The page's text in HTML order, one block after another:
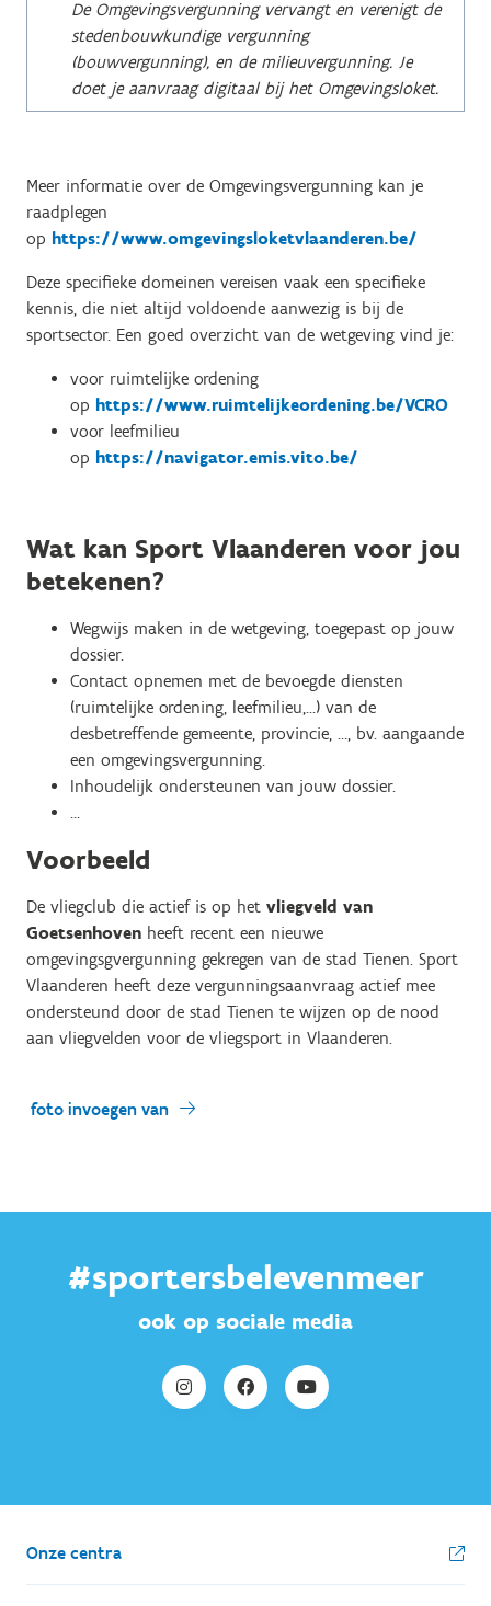
De Omgevingsvergunning vervangt en verenigt de
stedenbouwkundige vergunning
(bouwvergunning), en de milieuvergunning. Je
doet je aanvraag digitaal bij het Omgevingsloket.
Meer informatie over de Omgevingsvergunning kan je
raadplegen
op https://www.omgevingsloketvlaanderen.be/
Deze specifieke domeinen vereisen vaak een specifieke
kennis, die niet altijd voldoende aanwezig is bij de
sportsector. Een goed overzicht van de wetgeving vind je:
voor ruimtelijke ordening
op https://www.ruimtelijkeordening.be/VCRO
voor leefmilieu
op https://navigator.emis.vito.be/
Wat kan Sport Vlaanderen voor jou
betekenen?
Wegwijs maken in de wetgeving, toegepast op jouw
dossier.
Contact opnemen met de bevoegde diensten
(ruimtelijke ordening, leefmilieu,…) van de
desbetreffende gemeente, provincie, …, bv. aangaande
een omgevingsvergunning.
Inhoudelijk ondersteunen van jouw dossier.
…
Voorbeeld
De vliegclub die actief is op het vliegveld van
Goetsenhoven heeft recent een nieuwe
omgevingsgvergunning gekregen van de stad Tienen. Sport
Vlaanderen heeft deze vergunningsaanvraag actief mee
ondersteund door de stad Tienen te wijzen op de nood
aan vliegvelden voor de vliegsport in Vlaanderen.
foto invoegen van
#sportersbelevenmeer
ook op sociale media
Onze centra